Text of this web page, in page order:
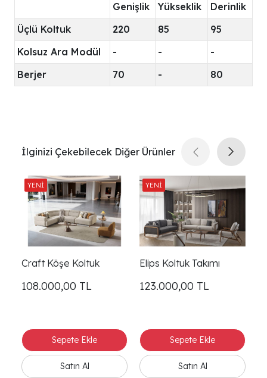
Genişlik
Yükseklik
Derinlik
Üçlü Koltuk
220 85
95
Kolsuz Ara Modül
- -
-
Berjer
70 - 80
İlginizi Çekebilecek Diğer Ürünler
Craft Köşe Koltuk
108.000,00 TL
Elips Koltuk Takımı
123.000,00 TL